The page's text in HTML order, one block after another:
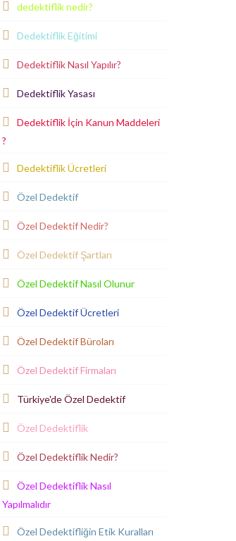
dedektiflik nedir?
Dedektiflik Eğitimi
Dedektiflik Nasıl Yapılır?
Dedektiflik Yasası
Dedektiflik İçin Kanun Maddeleri
?
Dedektiflik Ücretleri
Özel Dedektif
Özel Dedektif Nedir?
Özel Dedektif Şartları
Özel Dedektif Nasıl Olunur
Özel Dedektif Ücretleri
Özel Dedektif Büroları
Özel Dedektif Firmaları
Türkiye'de Özel Dedektif
Özel Dedektiflik
Özel Dedektiflik Nedir?
Özel Dedektiflik Nasıl
Yapılmalıdır
Özel Dedektifliğin Etik Kuralları